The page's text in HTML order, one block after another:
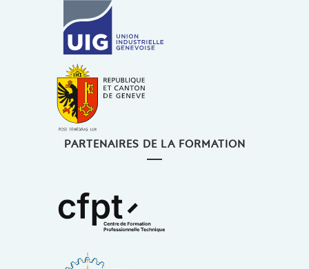
PARTENAIRES DE LA FORMATION